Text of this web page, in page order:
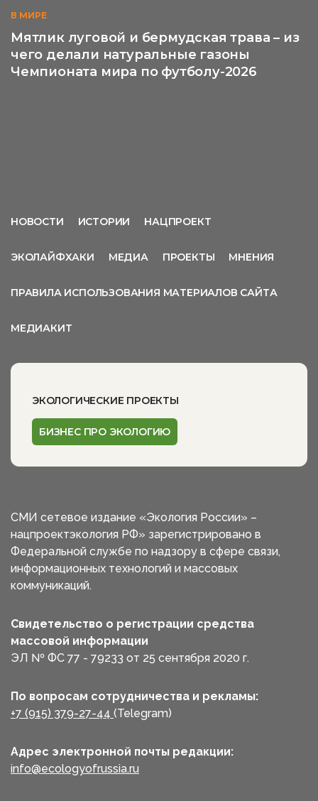
В МИРЕ
Мятлик луговой и бермудская трава – из
чего делали натуральные газоны
Чемпионата мира по футболу-2026
НОВОСТИ ИСТОРИИ НАЦПРОЕКТ
ЭКОЛАЙФХАКИ МЕДИА ПРОЕКТЫ МНЕНИЯ
ПРАВИЛА ИСПОЛЬЗОВАНИЯ МАТЕРИАЛОВ САЙТА
МЕДИАКИТ
ЭКОЛОГИЧЕСКИЕ ПРОЕКТЫ
БИЗНЕС ПРО ЭКОЛОГИЮ
СМИ сетевое издание «Экология России» –
нацпроектэкология РФ» зарегистрировано в
Федеральной службе по надзору в сфере связи,
информационных технологий и массовых
коммуникаций.
Свидетельство о регистрации средства
массовой информации
ЭЛ № ФС 77 - 79233 от 25 сентября 2020 г.
По вопросам сотрудничества и рекламы:
+7 (915) 379-27-44 (Telegram)
Адрес электронной почты редакции:
info@ecologyofrussia.ru